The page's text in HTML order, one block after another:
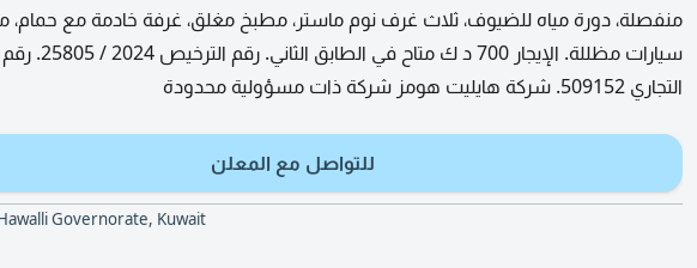
منفصلة، دورة مياه للضيوف، ثلاث غرف نوم ماستر، مطبخ مغلق، غرفة خادمة مع حمام،
سيارات مظللة. الإيجار 700 د ك
التجاري 509152. شركة هايليت هومز شركة ذات مسؤولية محدودة
للتواصل مع المعلن
Governorate, Kuwait